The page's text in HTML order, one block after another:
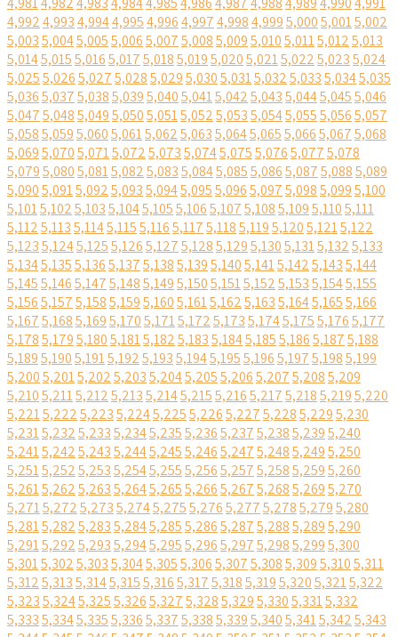
4,9924,9934,9944,9954,9964,9974,9984,9995,0005,0015,002
5,0035,0045,0055,0065,0075,0085,0095,0105,0115,0125,013
5,0145,0155,0165,0175,0185,0195,0205,0215,0225,0235,024
5,0255,0265,0275,0285,0295,0305,0315,0325,0335,0345,035
5,0365,0375,0385,0395,0405,0415,0425,0435,0445,0455,046
5,0475,0485,0495,0505,0515,0525,0535,0545,0555,0565,057
5,0585,0595,0605,0615,0625,0635,0645,0655,0665,0675,068
5,0695,0705,0715,0725,0735,0745,0755,0765,0775,078
5,0795,0805,0815,0825,0835,0845,0855,0865,0875,0885,089
5,0905,0915,0925,0935,0945,0955,0965,0975,0985,0995,100
5,1015,1025,1035,1045,1055,1065,1075,1085,1095,1105,111
5,1125,1135,1145,1155,1165,1175,1185,1195,1205,1215,122
5,1235,1245,1255,1265,1275,1285,1295,1305,1315,1325,133
5,1345,1355,1365,1375,1385,1395,1405,1415,1425,1435,144
5,1455,1465,1475,1485,1495,1505,1515,1525,1535,1545,155
5,1565,1575,1585,1595,1605,1615,1625,1635,1645,1655,166
5,1675,1685,1695,1705,1715,1725,1735,1745,1755,1765,177
5,1785,1795,1805,1815,1825,1835,1845,1855,1865,1875,188
5,1895,1905,1915,1925,1935,1945,1955,1965,1975,1985,199
5,2005,2015,2025,2035,2045,2055,2065,2075,2085,209
5,2105,2115,2125,2135,2145,2155,2165,2175,2185,2195,220
5,2215,2225,2235,2245,2255,2265,2275,2285,2295,230
5,2315,2325,2335,2345,2355,2365,2375,2385,2395,240
5,2415,2425,2435,2445,2455,2465,2475,2485,2495,250
5,2515,2525,2535,2545,2555,2565,2575,2585,2595,260
5,2615,2625,2635,2645,2655,2665,2675,2685,2695,270
5,2715,2725,2735,2745,2755,2765,2775,2785,2795,280
5,2815,2825,2835,2845,2855,2865,2875,2885,2895,290
5,2915,2925,2935,2945,2955,2965,2975,2985,2995,300
5,3015,3025,3035,3045,3055,3065,3075,3085,3095,3105,311
5,3125,3135,3145,3155,3165,3175,3185,3195,3205,3215,322
5,3235,3245,3255,3265,3275,3285,3295,3305,3315,332
5,3335,3345,3355,3365,3375,3385,3395,3405,3415,3425,343